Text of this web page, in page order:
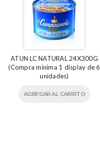
ATUN LC NATURAL 24X300G
(Compra mínima 1 display de 6
unidades)
AGREGAR AL CARRITO